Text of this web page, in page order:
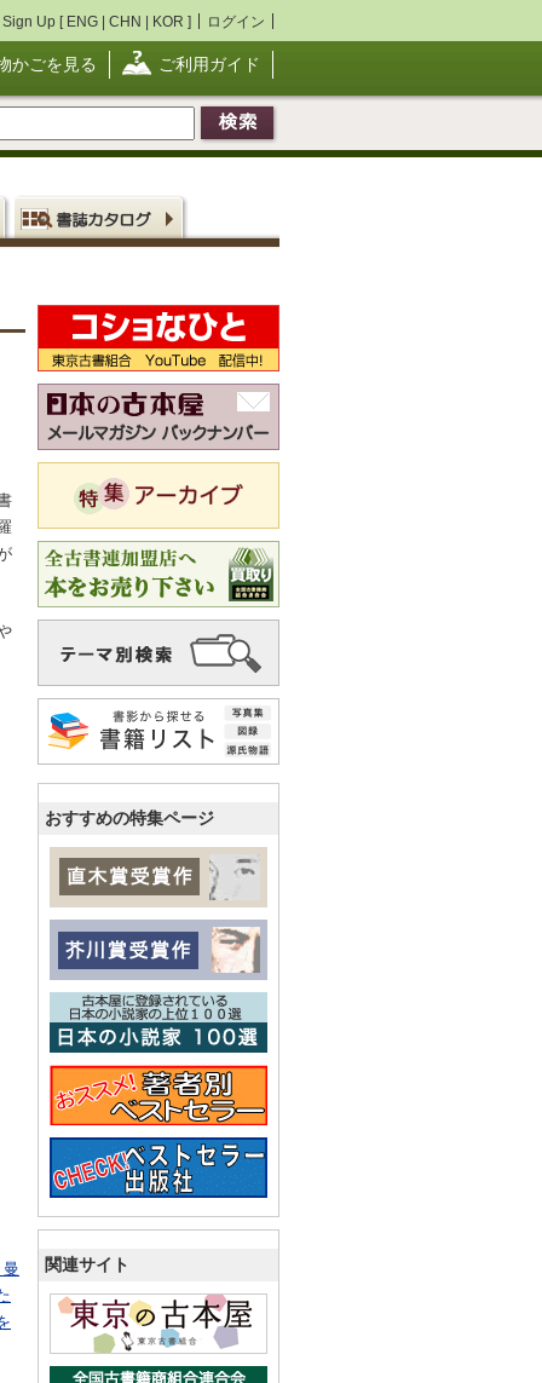
Sign Up [ ENG | CHN | KOR ] ログイン
かごを見る ご利用ガイド
おすすめの特集ページ
関連サイト